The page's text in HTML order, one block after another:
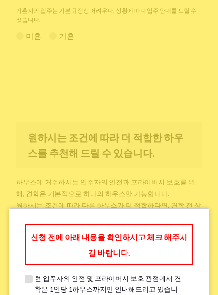
기혼자의 입주는 기본 규정상 어려우나, 상황에 따나 입주 안내를 드릴 수
있습니다.
미혼 기혼
원하시는 조건에 따라 더 적합한 하우
스를 추천해 드릴 수 있습니다.
하우스에 거주하시는 입주자의 안전과 프라이버시 보호를 위
해, 견학은 기본적으로 하나의 하우스만 가능합니다.
원하시는 조건에 따라 다른 하우스가 더 적합하다면, 견학 전 상
학교와 직장과의 접근성
신청 전에 아래 내용을 확인하시고 체크 해주시
길 바랍니다.
현 입주자의 안전 및 프라이버시 보호 관점에서 견
학은 1인당 1하우스까지만 안내해드리고 있습니